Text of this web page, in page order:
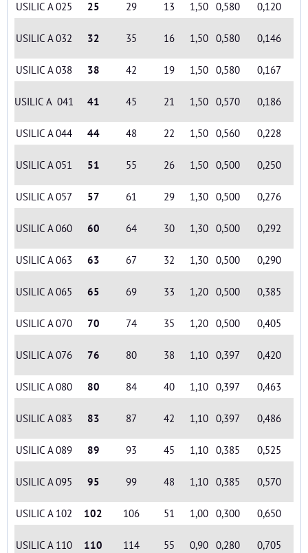
USILIC A 025 25 29 13 1,50 0,580 0,120
USILIC A 032 32 35 16 1,50 0,580 0,146
USILIC A 038 38 42 19 1,50 0,580 0,167
USILIC A 041 41 45 21 1,50 0,570 0,186
USILIC A 044 44 48 22 1,50 0,560 0,228
USILIC A 051 51 55 26 1,50 0,500 0,250
USILIC A 057 57 61 29 1,30 0,500 0,276
USILIC A 060 60 64 30 1,30 0,500 0,292
USILIC A 063 63 67 32 1,30 0,500 0,290
USILIC A 065 65 69 33 1,20 0,500 0,385
USILIC A 070 70 74 35 1,20 0,500 0,405
USILIC A 076 76 80 38 1,10 0,397 0,420
USILIC A 080 80 84 40 1,10 0,397 0,463
USILIC A 083 83 87 42 1,10 0,397 0,486
USILIC A 089 89 93 45 1,10 0,385 0,525
USILIC A 095 95 99 48 1,10 0,385 0,570
USILIC A 102 102 106 51 1,00 0,300 0,650
USILIC A 110 110 114 55 0,90 0,280 0,705